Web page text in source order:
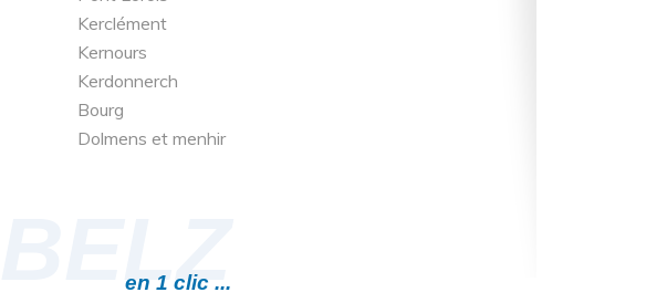
Kerclément
Kernours
Kerdonnerch
Bourg
Dolmens et menhir
BELZ
en 1 clic ...